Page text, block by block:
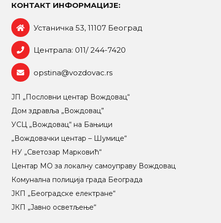
КОНТАКТ ИНФОРМАЦИЈЕ:
Устаничка 53, 11107 Београд
Централа: 011/ 244-7420
opstina@vozdovac.rs
ЈП „Пословни центар Вождовац“
Дом здравља „Вождовац”
УСЦ „Вождовац“ на Бањици
„Вождовачки центар – Шумице“
НУ „Светозар Марковић“
Центар МO за локалну самоуправу Вождовац
Комунална полиција града Београда
ЈКП „Београдске електране“
ЈКП „Јавно осветљење“